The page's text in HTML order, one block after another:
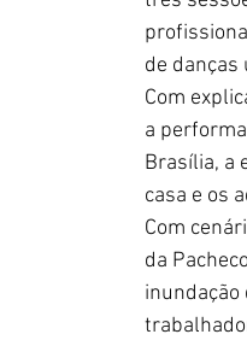
de danças
Com
a
Brasília, a
casa e os
Com
da
inundação